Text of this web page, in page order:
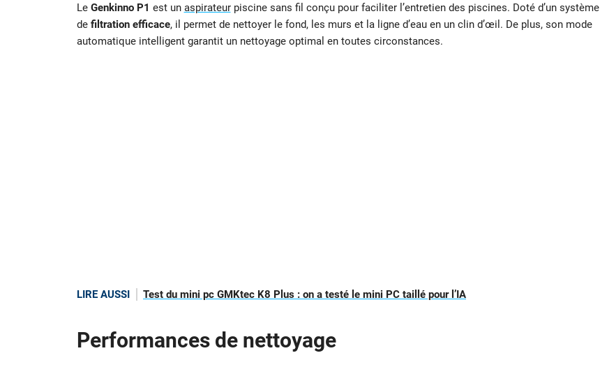
Le Genkinno P1 est un aspirateurpiscine sans fil conçu pour faciliter l’entretien des piscines. Doté d’un système
de filtration efficace, il permet de nettoyer le fond, les murs et la ligne d’eau en un clin d’œil. De plus, son mode
automatique intelligent garantit un nettoyage optimal en toutes circonstances.
LIRE AUSSI Test du mini pc GMKtec K8 Plus : on a testé le mini PC taillé pour l’IA
Performances de nettoyage